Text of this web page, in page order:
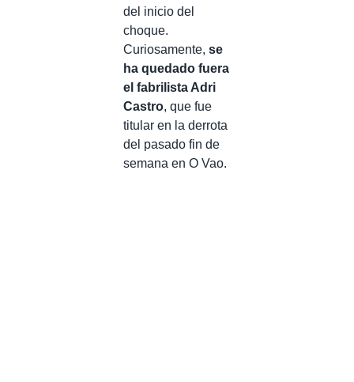
del inicio del
choque.
Curiosamente, se
ha quedado fuera
el fabrilista Adri
Castro, que fue
titular en la derrota
del pasado fin de
semana en O Vao.